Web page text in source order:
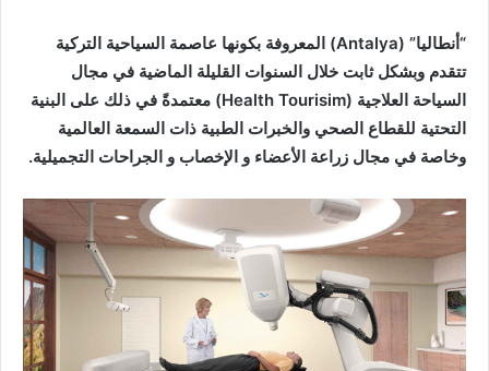
“أنطاليا” (Antalya) المعروفة بكونها عاصمة السياحية التركية
تتقدم وبشكل ثابت خلال السنوات القليلة الماضية في مجال
السياحة العلاجية (Health Tourisim) معتمدةً في ذلك على البنية
التحتية للقطاع الصحي والخبرات الطبية ذات السمعة العالمية
وخاصة في مجال زراعة الأعضاء و الإخصاب و الجراحات التجميلية.